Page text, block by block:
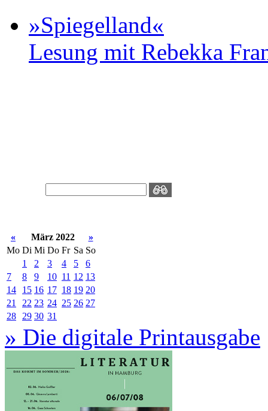
»Spiegelland«
Lesung mit Rebekka
« März 2022
»
Mo Di Mi Do Fr Sa So
1
2 3 4 5
6
7
8 9 10 11 12 13
14
15 16 17 18 19 20
21
22 23 24 25 26 27
28
29 30 31
» Die digitale Printausgabe